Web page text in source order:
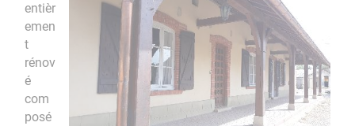
entièr
emen
t
rénov
é
com
posé